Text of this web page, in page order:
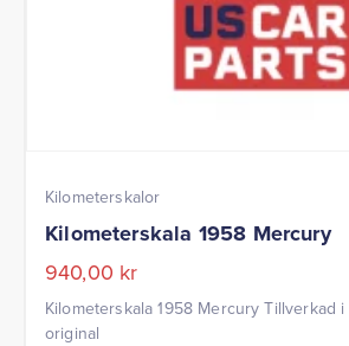
Kilometerskalor
Kilometerskala 1958 Mercury
940,00 kr
Kilometerskala 1958 Mercury Tillverkad
original